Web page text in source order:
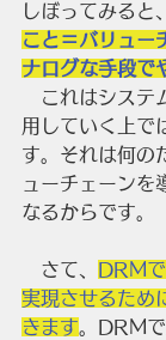
しぼってみると、
こと＝バリュー
ナログな手段で
これはシステ
用していく上で
す。それは何の
ューチェーンを
なるからです。
さて、
DRM
実現させるため
きます。DRM